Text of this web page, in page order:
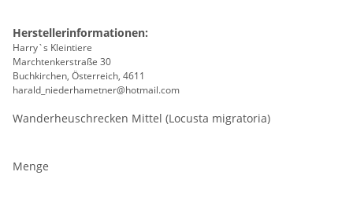
Herstellerinformationen:
Harry`s Kleintiere
Marchtenkerstraße 30
Buchkirchen, Österreich, 4611
harald_niederhametner@hotmail.com
Wanderheuschrecken Mittel (Locusta migratoria)
Menge